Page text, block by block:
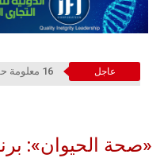
عاجل
«صحة الحيوان»: